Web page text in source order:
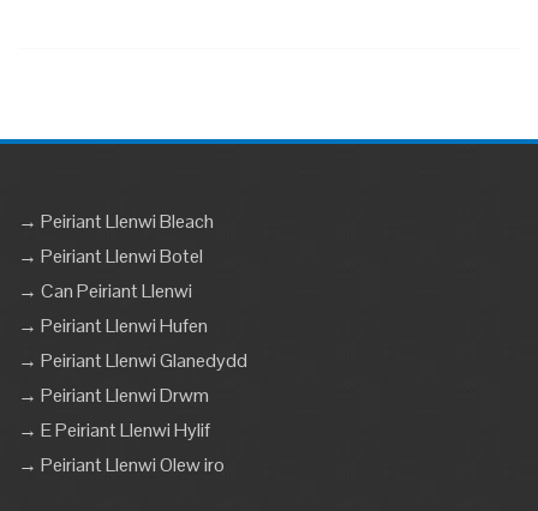
→ Peiriant Llenwi Bleach
→ Peiriant Llenwi Botel
→ Can Peiriant Llenwi
→ Peiriant Llenwi Hufen
→ Peiriant Llenwi Glanedydd
→ Peiriant Llenwi Drwm
→ E Peiriant Llenwi Hylif
→ Peiriant Llenwi Olew iro